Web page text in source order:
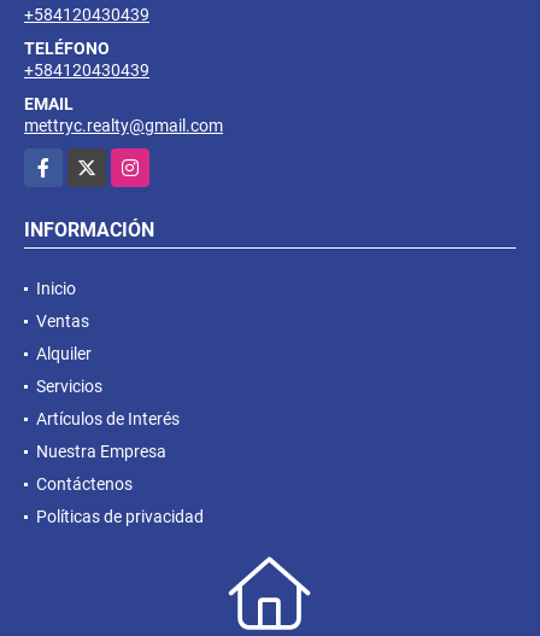
+584120430439
TELÉFONO
+584120430439
EMAIL
mettryc.realty@gmail.com
Facebook
Instagram
INFORMACIÓN
Inicio
Ventas
Alquiler
Servicios
Artículos de Interés
Nuestra Empresa
Contáctenos
Políticas de privacidad